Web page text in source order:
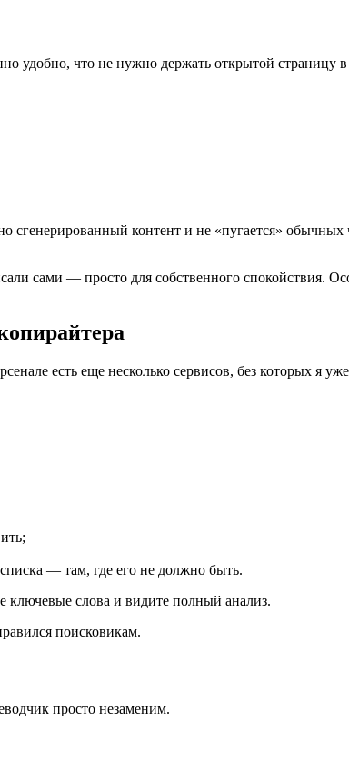
удобно, что не нужно держать открытой страницу
сгенерированный контент и не «пугается»
сами — просто для собственного спокойствия.
есть еще несколько сервисов, без которых я
— там, где его не должно быть.
ключевые слова и видите полный анализ.
поисковикам.
просто незаменим.